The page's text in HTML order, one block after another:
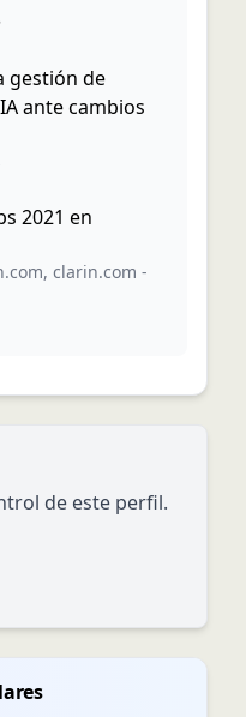
gestión de
ante cambios
2021 en
, clarin.com -
de este perfil.